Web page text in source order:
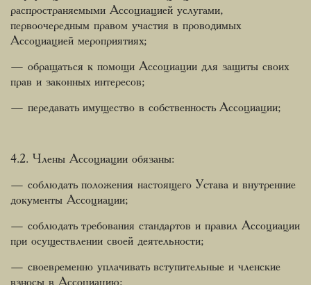
распространяемыми Ассоциацией услугами,
первоочередным правом участия в проводимых
Ассоциацией мероприятиях;
— обращаться к помощи Ассоциации для защиты своих
прав и законных интересов;
— передавать имущество в собственность Ассоциации;
4.2. Члены Ассоциации обязаны:
— соблюдать положения настоящего Устава и внутренние
документы Ассоциации;
— соблюдать требования стандартов и правил Ассоциации
при осуществлении своей деятельности;
— своевременно уплачивать вступительные и членские
взносы в Ассоциацию;